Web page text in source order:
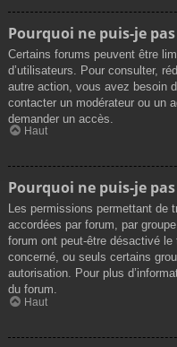
Pourquoi ne puis-je
Certains forums peuvent être
d’utilisateurs. Pour consulter,
autre action, vous avez besoin
contacter un modérateur ou un
demander un accès.
Haut
Pourquoi ne puis-je
Les permissions permettant de
accordées par forum, par
forum ont peut-être désactivé
concerné, ou seuls certains
autorisation. Pour plus
du forum.
Haut